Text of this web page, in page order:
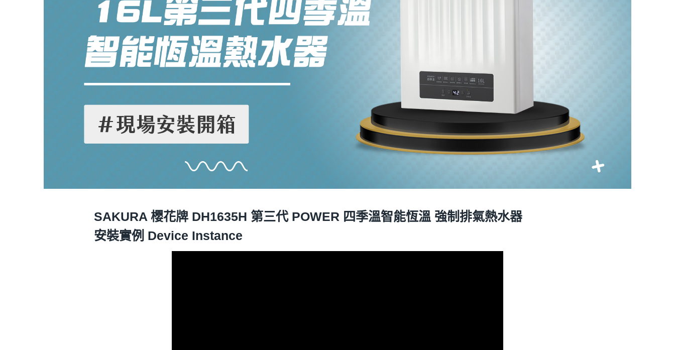
SAKURA 櫻花牌 DH1635H 第三代 POWER 四季溫智能恆溫 強制排氣熱水器
安裝實例 Device Instance